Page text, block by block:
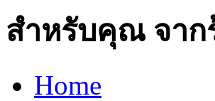
สำหรับคุณ จาก
Home